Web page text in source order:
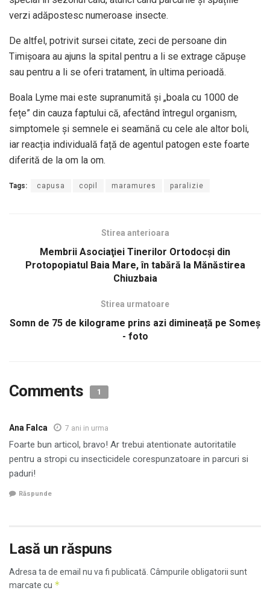
verzi adăpostesc numeroase insecte.
De altfel, potrivit sursei citate, zeci de persoane din
Timișoara au ajuns la spital pentru a li se extrage căpușe
sau pentru a li se oferi tratament, în ultima perioadă.
Boala Lyme mai este supranumită și „boala cu 1000 de
fețe” din cauza faptului că, afectând întregul organism,
simptomele și semnele ei seamănă cu cele ale altor boli,
iar reacția individuală față de agentul patogen este foarte
diferită de la om la om.
Tags: capusa copil maramures paralizie
Stirea anterioara
Membrii Asociaţiei Tinerilor Ortodocşi din
Protopopiatul Baia Mare, în tabără la Mănăstirea
Chiuzbaia
Stirea urmatoare
Somn de 75 de kilograme prins azi dimineață pe Someș
- foto
Comments 1
Ana Falca 7 ani in urma
Foarte bun articol, bravo! Ar trebui atentionate autoritatile
pentru a stropi cu insecticidele corespunzatoare in parcuri si
paduri!
Răspunde
Lasă un răspuns
Adresa ta de email nu va fi publicată. Câmpurile obligatorii sunt
marcate cu *